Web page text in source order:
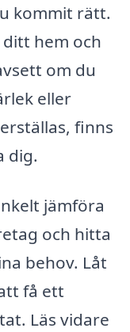
kommit rätt.
hem och
om du
eller
finns
dig.
jämföra
och hitta
behov. Låt
få ett
Läs vidare